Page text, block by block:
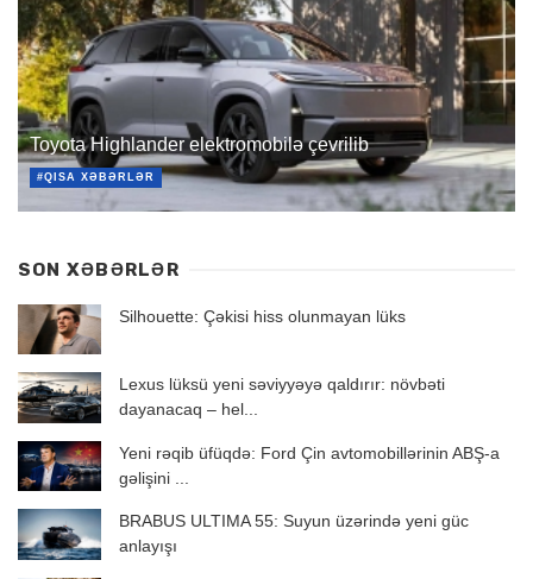
Toyota Highlander elektromobilə çevrilib
#QISA XƏBƏRLƏR
SON XƏBƏRLƏR
Silhouette: Çəkisi hiss olunmayan lüks
Lexus lüksü yeni səviyyəyə qaldırır: növbəti
dayanacaq – hel...
Yeni rəqib üfüqdə: Ford Çin avtomobillərinin ABŞ-a
gəlişini ...
BRABUS ULTIMA 55: Suyun üzərində yeni güc
anlayışı